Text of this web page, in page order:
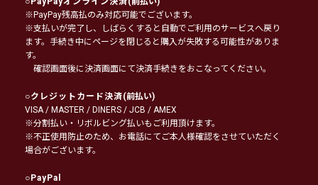
※PayPay残高払のみ対応可能でございます。
※支払いが完了し、しばらくすると自動でご利用のサービスへ戻り
ます。手続き中にページを閉じると購入が失敗する可能性がありま
す。
確認画面後に決済画面にて決済手続きをおこなってください。
○クレジットカード決済(前払い)
VISA / MASTER / DINERS / JCB / AMEX
※分割払い・リボルビング払いもご利用頂けます。
※不正使用防止のため、お電話にてご本人様確認をさせていただく
場合がございます。
○PayPal